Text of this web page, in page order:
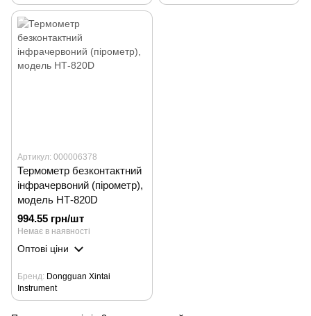
Артикул: 000006378
Термометр безконтактний
інфрачервоний (пірометр),
модель НТ-820D
994.55 грн/шт
Немає в наявності
Оптові ціни
Бренд Dongguan Xintai
Instrument